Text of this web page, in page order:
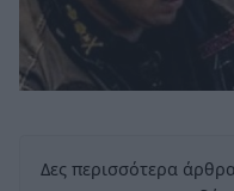
Δες περισσότερα